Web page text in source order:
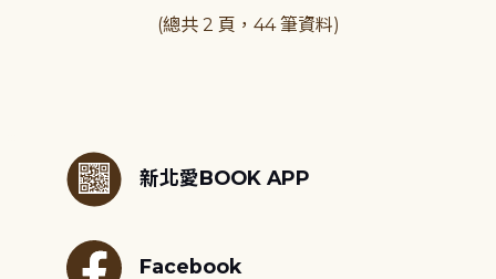
(總共 2 頁，44 筆資料)
新北愛BOOK APP
Facebook